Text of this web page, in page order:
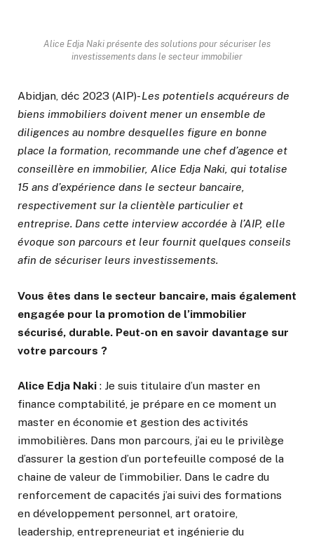
Alice Edja Naki présente des solutions pour sécuriser les
investissements dans le secteur immobilier
Abidjan, déc 2023 (AIP)-Les potentiels acquéreurs de
biens immobiliers doivent mener un ensemble de
diligences au nombre desquelles figure en bonne
place la formation, recommande une chef d’agence et
conseillère en immobilier, Alice Edja Naki, qui totalise
15 ans d’expérience dans le secteur bancaire,
respectivement sur la clientèle particulier et
entreprise. Dans cette interview accordée à l’AIP, elle
évoque son parcours et leur fournit quelques conseils
afin de sécuriser leurs investissements.
Vous êtes dans le secteur bancaire, mais également
engagée pour la promotion de l’immobilier
sécurisé, durable. Peut-on en savoir davantage sur
votre parcours ?
Alice Edja Naki : Je suis titulaire d’un master en
finance comptabilité, je prépare en ce moment un
master en économie et gestion des activités
immobilières. Dans mon parcours, j’ai eu le privilège
d’assurer la gestion d’un portefeuille composé de la
chaine de valeur de l’immobilier. Dans le cadre du
renforcement de capacités j’ai suivi des formations
en développement personnel, art oratoire,
leadership, entrepreneuriat et ingénierie du